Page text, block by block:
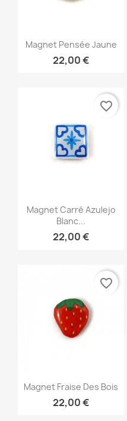
Aperçu rapide
Magnet Pensée Jaune
22,00 €
Aperçu rapide
Magnet Carré Azulejo
Blanc...
22,00 €
favorite_border
Aperçu rapide
Magnet Fraise Des Bois
22,00 €
favorite_border